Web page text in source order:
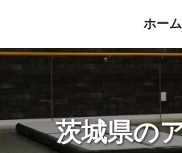
ホーム
茨城県の